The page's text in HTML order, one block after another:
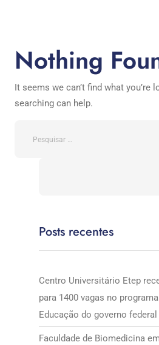
Nothing
It seems we can’t find what you’re
searching can help.
Posts recentes
Centro Universitário Etep
para 1400 vagas no
Educação do governo federal
Faculdade de Biomedicina